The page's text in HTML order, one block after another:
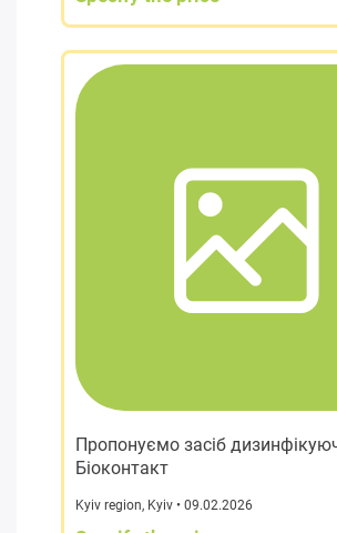
Пропонуємо засіб
Біоконтакт
Kyiv region, Kyiv • 09.02.2026